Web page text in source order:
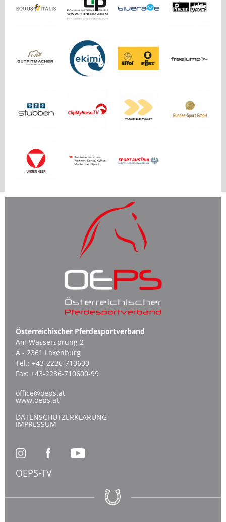
Österreichischer Pferdesportverband
Am Wassersprung 2
A - 2361 Laxenburg
Tel.: +43-2236-710600
Fax: +43-2236-710600-99
office@oeps.at
www.oeps.at
DATENSCHUTZERKLÄRUNG
IMPRESSUM
OEPS-TV